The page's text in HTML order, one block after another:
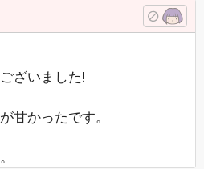
ざいました!
甘かったです。